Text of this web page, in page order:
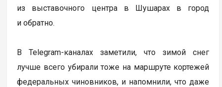
из выставочного центра в Шушарах в город
и обратно.
В Telegram-каналах заметили, что зимой снег
лучше всего убирали тоже на маршруте кортежей
федеральных чиновников, и напомнили, что даже